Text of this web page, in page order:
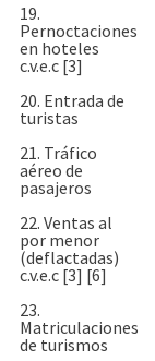
19.
Pernoctaciones
en hoteles
c.v.e.c [3]
20. Entrada de
turistas
21. Tráfico
aéreo de
pasajeros
22. Ventas al
por menor
(deflactadas)
c.v.e.c [3] [6]
23.
Matriculaciones
de turismos